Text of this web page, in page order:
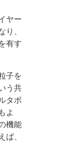
ヤー
り、
有す
子を
う共
タボ
よ
機能
ば、